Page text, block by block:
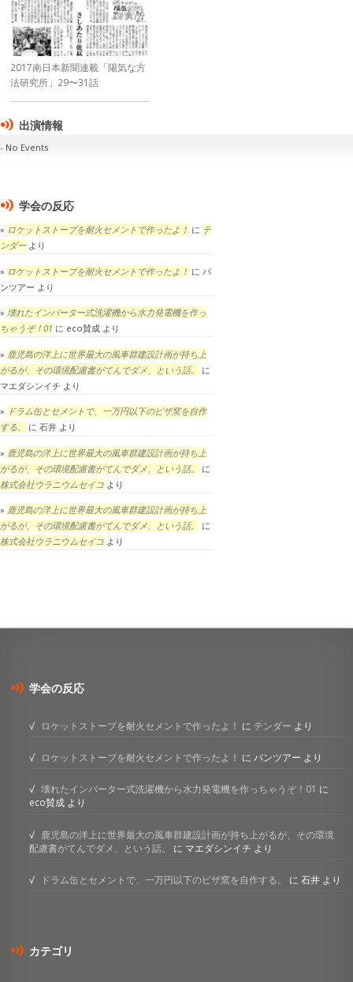
2017南日本新聞連載「陽気な方
法研究所」29〜31話
出演情報
No Events
学会の反応
ロケットストーブを耐火セメントで作ったよ！ に テ
ンダーより
ロケットストーブを耐火セメントで作ったよ！ に パ
ンツアー より
壊れたインバーター式洗濯機から水力発電機を作っ
ちゃうぞ！01 に eco賛成 より
鹿児島の洋上に世界最大の風車群建設計画が持ち上
がるが、その環境配慮書がてんでダメ、という話。
に
マエダシンイチ より
ドラム缶とセメントで、一万円以下のピザ窯を自作
する。
に 石井 より
鹿児島の洋上に世界最大の風車群建設計画が持ち上
がるが、その環境配慮書がてんでダメ、という話。
に
株式会社ウラニウムセイコ より
鹿児島の洋上に世界最大の風車群建設計画が持ち上
がるが、その環境配慮書がてんでダメ、という話。
に
株式会社ウラニウムセイコ より
学会の反応
ロケットストーブを耐火セメントで作ったよ！ に テンダー より
ロケットストーブを耐火セメントで作ったよ！ に パンツアー より
壊れたインバーター式洗濯機から水力発電機を作っちゃうぞ！01 に
eco賛成 より
鹿児島の洋上に世界最大の風車群建設計画が持ち上がるが、その環境
配慮書がてんでダメ、という話。
に マエダシンイチ より
ドラム缶とセメントで、一万円以下のピザ窯を自作する。 に石井 より
カテゴリ